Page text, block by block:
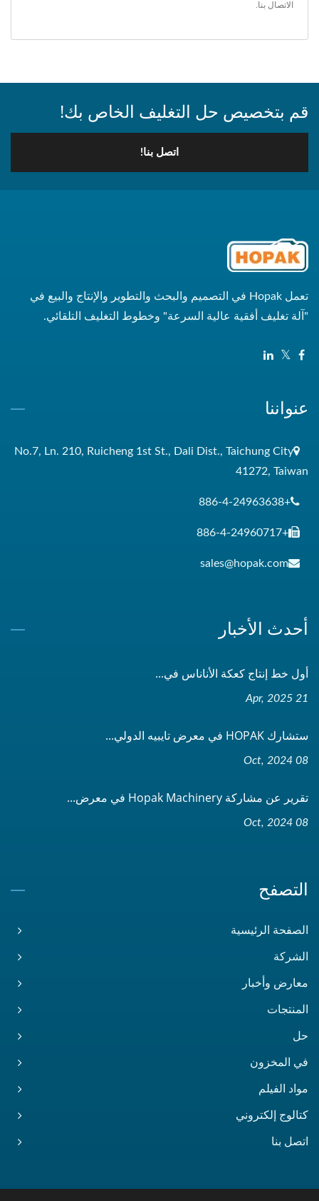
الاتصال بنا
قم بتخصيص حل التغليف الخاص بك!
اتصل بنا!
تعمل Hopak في التصميم والبحث والتطوير والإنتاج والبيع في
"آلة تغليف أفقية عالية السرعة" وخطوط التغليف التلقائي.
عنواننا
No.7, Ln. 210, Ruicheng 1st St., Dali Dist., Taichung City
41272, Taiwan
+886-4-24963638
+886-4-24960717
sales@hopak.com
أحدث الأخبار
أول خط إنتاج كعكة الأناناس في...
21 Apr, 2025
ستشارك HOPAK في معرض تايبيه الدولي...
08 Oct, 2024
تقرير عن مشاركة Hopak Machinery في معرض...
08 Oct, 2024
التصفح
الصفحة الرئيسية
الشركة
معارض وأخبار
المنتجات
حل
في المخزون
مواد الفيلم
كتالوج إلكتروني
اتصل بنا